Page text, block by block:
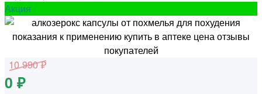
Акция
10 990 ₽
0 ₽